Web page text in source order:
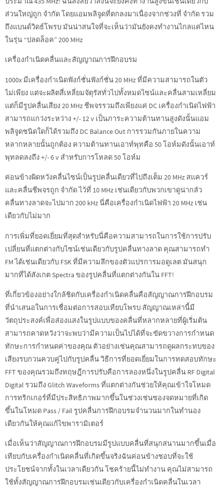
ส่วนใหญ่ถูก จำกัด โดยแอมพลิจูดที่ตกลงมาเนื่องจากช่วงที่ จำกัด รวม
ถึงแบนด์วิดธ์โพรบ มันน่าสนใจที่จะเห็นว่ามันยังคงทำงานไกลแค่ไหน
ในรุ่น “ปลดล็อค” 200 MHz
เครื่องกำเนิดคลื่นและสัญญาณการฝึกอบรม
1000x มีเครื่องกำเนิดฟังก์ชั่นฟังก์ชั่น 20 MHz ที่มีความสามารถในตัว
ไม่เพียง แต่จะผลิตสี่เหลี่ยมจัตุรัสทั่วไปทั้งหมดไซน์และคลื่นสามเหลี่ยม
แต่ก็มีรูปคลื่นเสียง 20 MHz ชีพจรรวมถึงเพียงแค่ DC เครื่องกำเนิดไฟฟ้า
สามารถแกว่งระหว่าง +/- 12 v เป็นภาระความต้านทานสูงดังนั้นแอม
พลิจูดชนิดใดก็ได้รวมถึง DC Balance Out การรวมกันภายในความ
หลากหลายนั้นถูกต้อง ความต้านทานเอาท์พุทคือ 50 โอห์มดังนั้นเอาท์
พุทลดลงถึง +/- 6 v สำหรับการโหลด 50 โอห์ม
ค่อนข้างผิดหวังคลื่นไซน์เป็นรูปคลื่นเดียวที่ไปถึงเต็ม 20 MHz สแควร์
และคลื่นชีพจรถูก จำกัด ไว้ที่ 10 MHz เช่นเดียวกับพวกเขาดูน่ากลัว
คลื่นทางลาดจะไปมาก 200 kHz นี่คือเครื่องกำเนิดไฟฟ้า 20 MHz เช่น
เดียวกับไม่มาก
การเพิ่มที่ยอดเยี่ยมที่สุดสำหรับนี่คือความสามารถในการใช้การปรับ
เปลี่ยนที่แตกต่างกับไซน์เช่นเดียวกับรูปคลื่นทางลาด คุณสามารถทำ
FM ได้เช่นเดียวกับ FSK ที่มีความลึกของตัวแปรการมอดูเลต มันสนุก
มากที่ได้สังเกต Spectra ของรูปคลื่นที่แตกต่างกันใน FFT!
ที่เกี่ยวข้องอย่างใกล้ชิดกับเครื่องกำเนิดคลื่นคือสัญญาณการฝึกอบรม
ที่นำเสนอในการเชื่อมต่อการสอบเทียบโพรบ สัญญาณเหล่านี้มี
วัตถุประสงค์เพื่อส่องแสงในรูปแบบของคลื่นที่หลากหลายที่ผู้เริ่มต้น
สามารถคาดหวังว่าจะพบว่ามีความเป็นไปได้ที่จะขัดขวางการกำหนด
ทักษะการกำหนดค่าของคุณ ตัวอย่างเช่นคุณสามารถดูผลกระทบของ
เสียงรบกวนควบคู่ไปกับรูปคลื่น วิธีการที่ยอดเยี่ยมในการทดสอบทักษะ
FFT ของคุณรวมถึงทฤษฎีการปรับคือการลองหนึ่งในรูปคลื่น RF Digital
Digital รวมถึง Glitch Waveforms ที่แตกต่างกันช่วยให้คุณเข้าใจโหมด
การทริกเกอร์ที่มีประสิทธิภาพมากขึ้นในช่วงเช่นซองจดหมายที่เกิด
ขึ้นในโหมด Pass / Fail รูปคลื่นการฝึกอบรมจำนวนมากในทำนอง
เดียวกันให้คุณแก้ไขพารามิเตอร์
เมื่อเห็นว่าสัญญาณการฝึกอบรมมีรูปแบบคลื่นที่สนุกสนานมากขึ้นเมื่อ
เทียบกับเครื่องกำเนิดคลื่นที่เกิดขึ้นจริงฉันค่อนข้างชอบที่จะใช้
ประโยชน์จากทั้งในเวลาเดียวกัน โชคร้ายนี้ไม่ทำงาน คุณไม่สามารถ
ใช้ทั้งสัญญาณการฝึกอบรมเช่นเดียวกับเครื่องกำเนิดคลื่นในเวลา